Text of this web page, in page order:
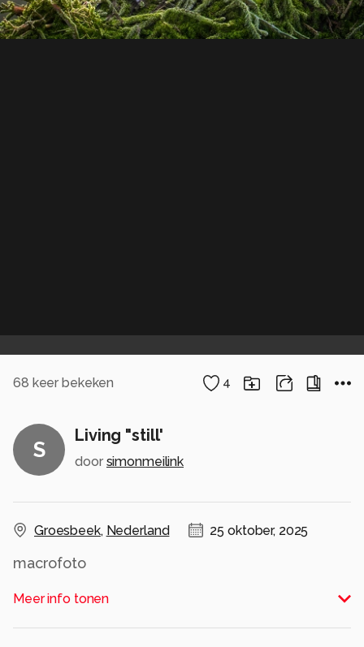
68 keer bekeken 4
S
Living "still'
door simonmeilink
Groesbeek, Nederland 25 oktober, 2025
macrofoto
Alle rechten voorbehouden
Meer info tonen